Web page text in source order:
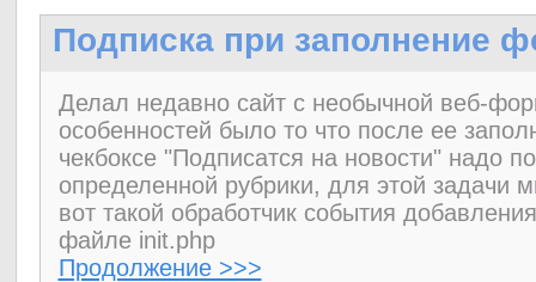
Подписка при заполнение
Делал недавно сайт с необычной веб-
особенностей было то что после ее
чекбоксе "Подписатся на новости" надо
определенной рубрики, для этой задачи
вот такой обработчик события
файле init.php
Продолжение >>>